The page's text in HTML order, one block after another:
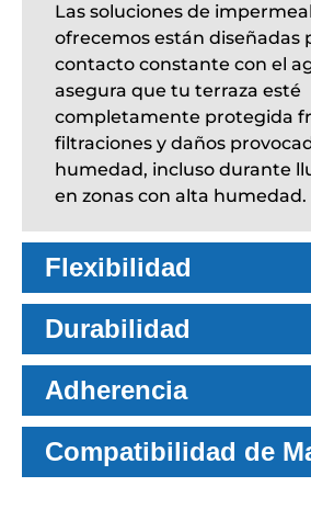
Las soluciones de
ofrecemos están diseñadas
contacto constante con el
asegura que tu terraza esté
completamente protegida
filtraciones y daños
humedad, incluso durante
en zonas con alta humedad.
Flexibilidad
Durabilidad
Adherencia
Compatibilidad de